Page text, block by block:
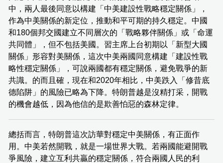
中，兩人最後同意以構建「中美建設性戰略穩定關係」，
作為中美關係的新定位，推動和平可期的持久穩定。中國
和180個邦交國建立不同層次的「戰略夥伴關係」或「命運
共同體」，但不包括美國。習主席上台初期以「新型大國
關係」形容對美關係，這次中美兩國同意構建「建設性戰
略性穩定關係」，可說兩國都有穩定關係，避免戰爭的新
共識。的而且確，現在和2020年相比，中美跌入「修昔底
德陷阱」的風險已略為下降。特朗普越是沒精打采，開戰
的機會越低，因為他信的是欺善怕惡的森林定律。
總括而言，特朗普這次訪華對穩定中美關係，有正面作
用。中美若然開戰，就是一場世界大戰。若兩國能避開戰
爭風險，建立互利共贏的穩定關係，符合兩國人民的利